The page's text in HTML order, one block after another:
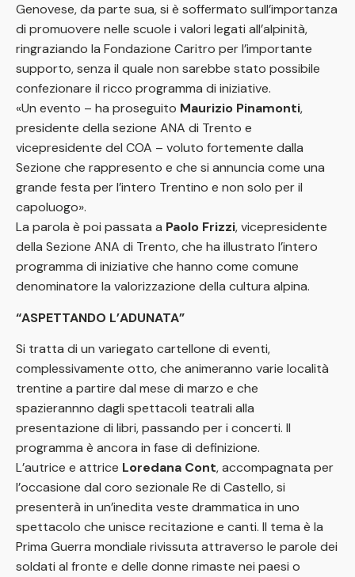
Genovese, da parte sua, si è soffermato sull’importanza
di promuovere nelle scuole i valori legati all’alpinità,
ringraziando la Fondazione Caritro per l’importante
supporto, senza il quale non sarebbe stato possibile
confezionare il ricco programma di iniziative.
«Un evento – ha proseguito Maurizio Pinamonti,
presidente della sezione ANA di Trento e
vicepresidente del COA – voluto fortemente dalla
Sezione che rappresento e che si annuncia come una
grande festa per l’intero Trentino e non solo per il
capoluogo».
La parola è poi passata a Paolo Frizzi, vicepresidente
della Sezione ANA di Trento, che ha illustrato l’intero
programma di iniziative che hanno come comune
denominatore la valorizzazione della cultura alpina.
“ASPETTANDO L’ADUNATA”
Si tratta di un variegato cartellone di eventi,
complessivamente otto, che animeranno varie località
trentine a partire dal mese di marzo e che
spazierannno dagli spettacoli teatrali alla
presentazione di libri, passando per i concerti. Il
programma è ancora in fase di definizione.
L’autrice e attrice Loredana Cont, accompagnata per
l’occasione dal coro sezionale Re di Castello, si
presenterà in un’inedita veste drammatica in uno
spettacolo che unisce recitazione e canti. Il tema è la
Prima Guerra mondiale rivissuta attraverso le parole dei
soldati al fronte e delle donne rimaste nei paesi o